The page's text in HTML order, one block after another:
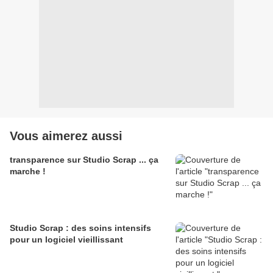
Vous aimerez aussi
transparence sur Studio Scrap ... ça
marche !
Studio Scrap : des soins intensifs
pour un logiciel vieillissant